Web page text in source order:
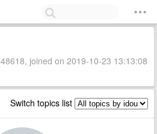
joined on 2019-10-23 13:13:08
Switch topics list